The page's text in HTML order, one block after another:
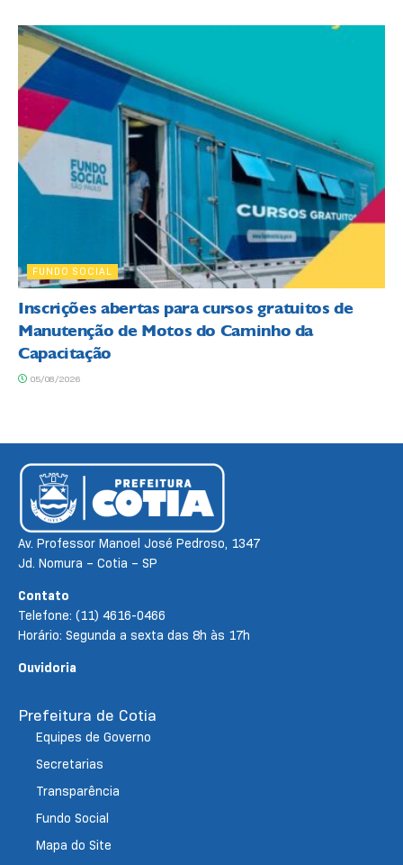
FUNDO SOCIAL
Inscrições abertas para cursos gratuitos de
Manutenção de Motos do Caminho da
Capacitação
05/08/2026
Av. Professor Manoel José Pedroso, 1347
Jd. Nomura – Cotia – SP
Contato
Telefone: (11) 4616-0466
Horário: Segunda a sexta das 8h às 17h
Ouvidoria
Prefeitura de Cotia
Equipes de Governo
Secretarias
Transparência
Fundo Social
Mapa do Site